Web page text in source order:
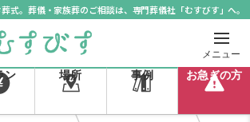
式。葬儀・家族葬のご相談は、専門葬儀社「むすびす」へ。
メニュー
ン 場所 事例 お急ぎの方